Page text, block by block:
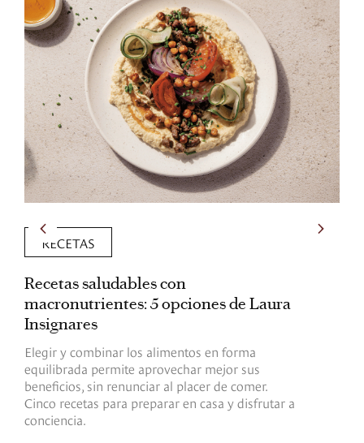
RECETAS
Recetas saludables con
macronutrientes: 5 opciones de Laura
Insignares
Elegir y combinar los alimentos en forma
equilibrada permite aprovechar mejor sus
beneficios, sin renunciar al placer de comer.
Cinco recetas para preparar en casa y disfrutar a
conciencia.